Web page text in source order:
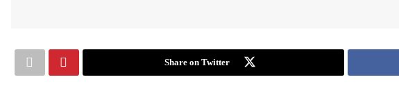
Share on Twitter